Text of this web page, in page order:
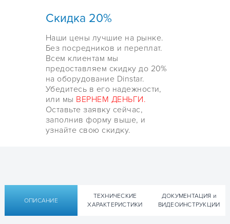
Скидка 20%
Наши цены лучшие на рынке.
Без посредников и переплат.
Всем клиентам мы
предоставляем скидку до 20%
на оборудование Dinstar.
Убедитесь в его надежности,
или мы ВЕРНЕМ ДЕНЬГИ.
Оставьте заявку сейчас,
заполнив форму выше, и
узнайте свою скидку.
ОПИСАНИЕ
ТЕХНИЧЕСКИЕ
ХАРАКТЕРИСТИКИ
ДОКУМЕНТАЦИЯ и
ВИДЕОИНСТРУКЦИИ